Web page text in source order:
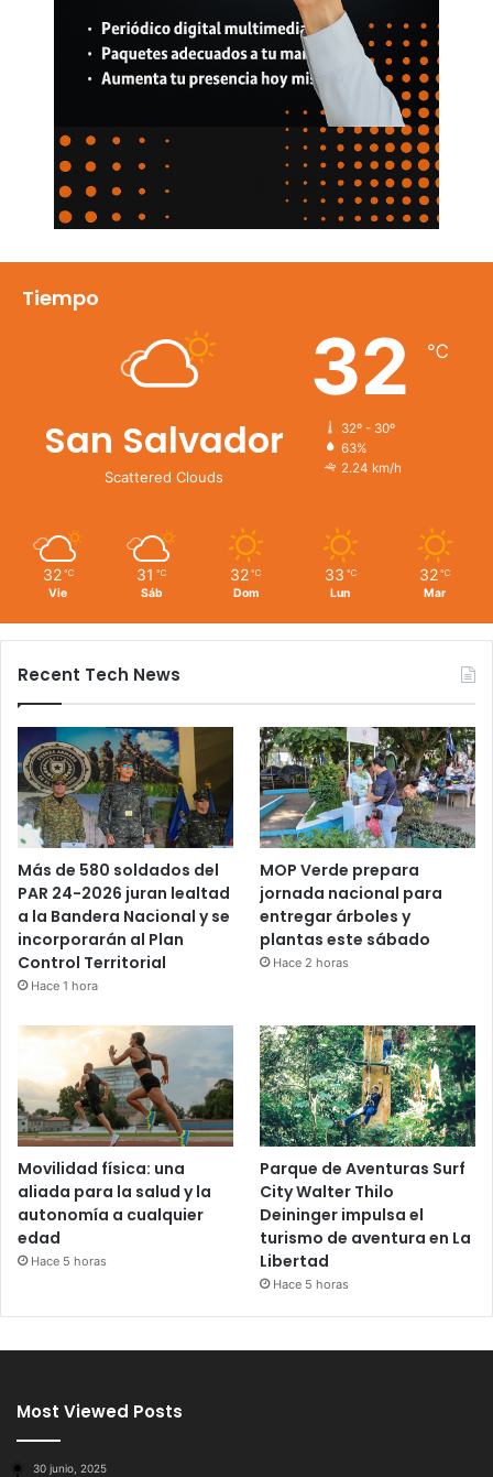
Tiempo
San Salvador
Scattered Clouds
32 ℃
32º - 30º
63%
2.24 km/h
32 ℃
Vie
31 ℃
Sáb
32 ℃
Dom
33 ℃
Lun
32 ℃
Mar
Recent Tech News
Más de 580 soldados del
PAR 24-2026 juran lealtad
a la Bandera Nacional y se
incorporarán al Plan
Control Territorial
Hace 1 hora
MOP Verde prepara
jornada nacional para
entregar árboles y
plantas este sábado
Hace 2 horas
Movilidad física: una
aliada para la salud y la
autonomía a cualquier
edad
Hace 5 horas
Parque de Aventuras Surf
City Walter Thilo
Deininger impulsa el
turismo de aventura en La
Libertad
Hace 5 horas
Most Viewed Posts
30 junio, 2025